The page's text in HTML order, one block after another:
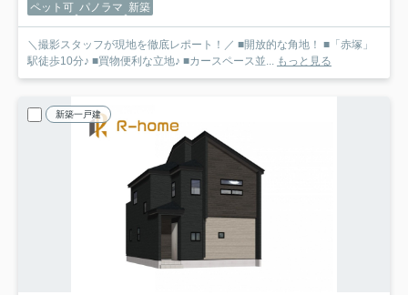
ペット可 パノラマ 新築
＼撮影スタッフが現地を徹底レポート！／ ■開放的な角地！ ■「赤塚」
駅徒歩10分♪ ■買物便利な立地♪ ■カースペース並... もっと見る
新築一戸建